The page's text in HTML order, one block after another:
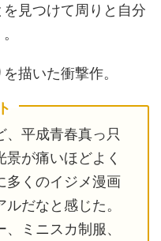
見つけて周りと自分
描いた衝撃作。
、平成青春真っ只
が痛いほどよく
多くのイジメ漫画
だなと感じた。
ミニスカ制服、